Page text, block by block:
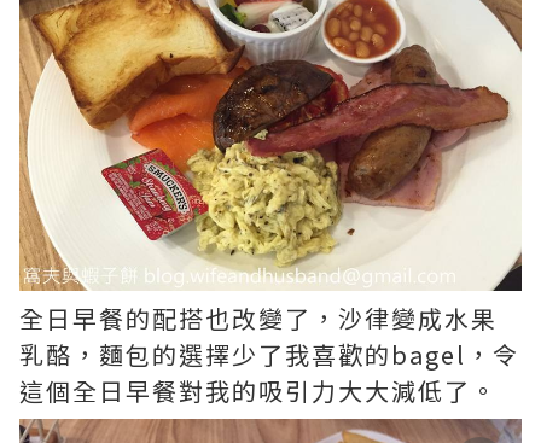
全日早餐的配搭也改變了，沙律變成水果
乳酪，麵包的選擇少了我喜歡的bagel，令
這個全日早餐對我的吸引力大大減低了。